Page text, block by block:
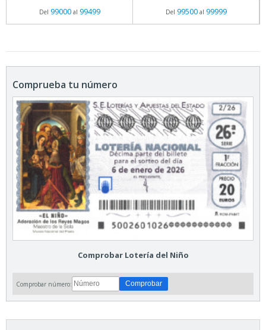
Del 99000al 99499 Del 99500al 99999
Comprueba tu número
Comprobar Lotería del Niño
Comprobar número: